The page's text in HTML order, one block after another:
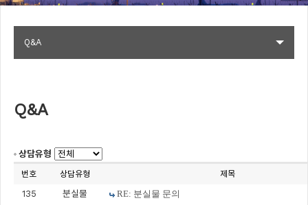
Q&A
Q&A
상담유형
번호 상담유형 제목
135 분실물
RE: 분실물 문의